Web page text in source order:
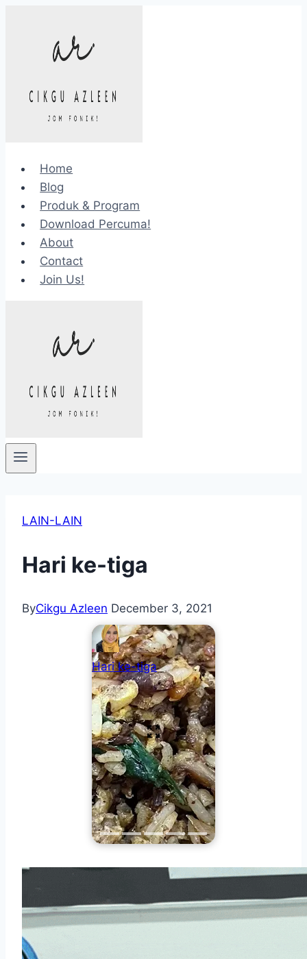
Home
Blog
Produk & Program
Download Percuma!
About
Contact
Join Us!
LAIN-LAIN
Hari ke-tiga
ByCikgu Azleen December 3, 2021
Hari ke-tiga